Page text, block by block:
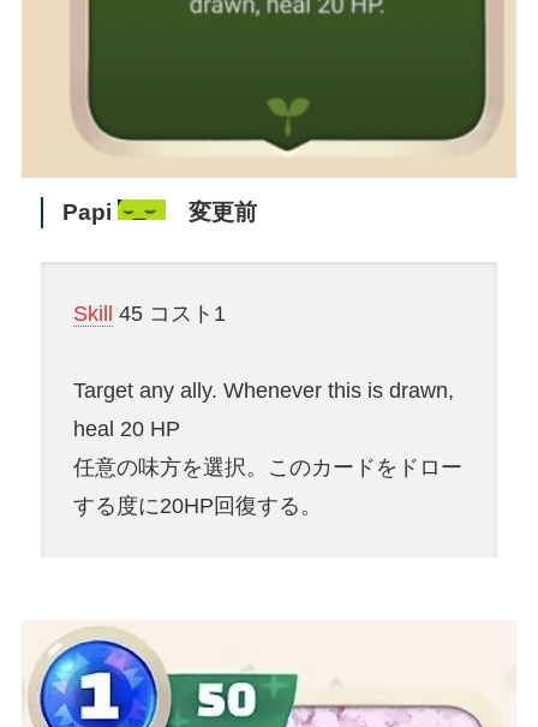
Papi 変更前
Skill 45 コスト1
Target any ally. Whenever this is drawn,
heal 20 HP
任意の味方を選択。このカードをドロー
する度に20HP回復する。